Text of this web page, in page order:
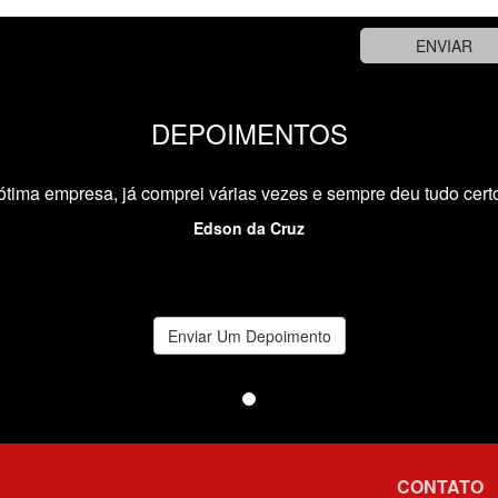
DEPOIMENTOS
empresa, já comprei várias vezes e sempre deu tudo
Edson da Cruz
Enviar Um Depoimento
CONTATO